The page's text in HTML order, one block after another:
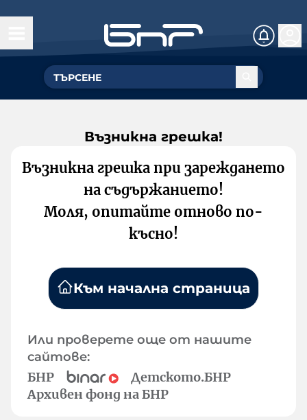
Възникна грешка!
Възникна грешка при зареждането
на съдържанието!
Моля, опитайте отново по-
късно!
Към начална страница
Или проверете още от нашите
сайтове:
БНР
Детското.БНР
Архивен фонд на БНР